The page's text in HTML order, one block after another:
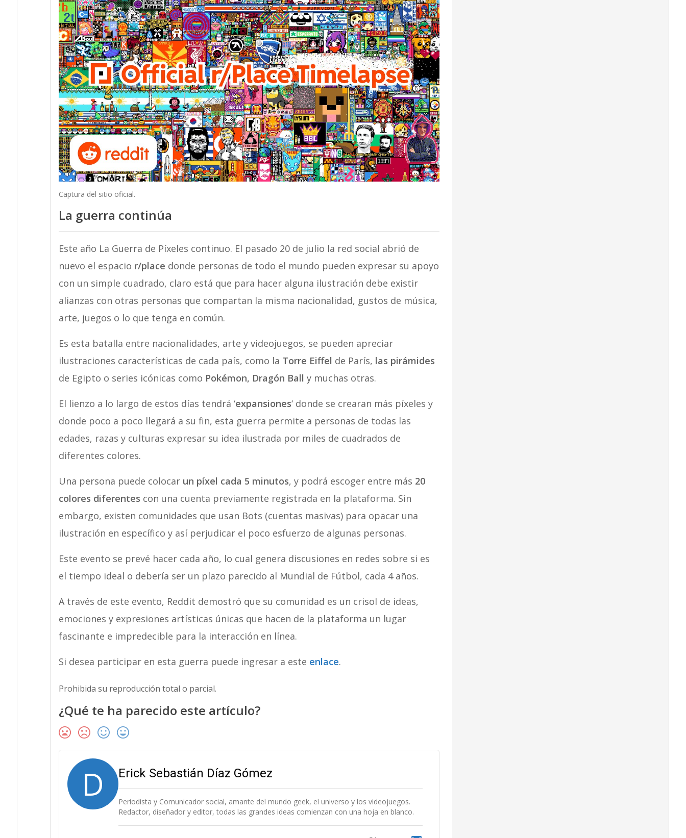
Captura del sitio oficial.
La guerra continúa
Este año La Guerra de Píxeles continuo. El pasado 20 de julio la red social abrió de
nuevo el espacio r/place donde personas de todo el mundo pueden expresar su apoyo
con un simple cuadrado, claro está que para hacer alguna ilustración debe existir
alianzas con otras personas que compartan la misma nacionalidad, gustos de música,
arte, juegos o lo que tenga en común.
Es esta batalla entre nacionalidades, arte y videojuegos, se pueden apreciar
ilustraciones características de cada país, como la Torre Eiffel de París, las pirámides
de Egipto o series icónicas como Pokémon, Dragón Ball y muchas otras.
El lienzo a lo largo de estos días tendrá ‘expansiones‘ donde se crearan más píxeles y
donde poco a poco llegará a su fin, esta guerra permite a personas de todas las
edades, razas y culturas expresar su idea ilustrada por miles de cuadrados de
diferentes colores.
Una persona puede colocar un píxel cada 5 minutos, y podrá escoger entre más 20
colores diferentes con una cuenta previamente registrada en la plataforma. Sin
embargo, existen comunidades que usan Bots (cuentas masivas) para opacar una
ilustración en específico y así perjudicar el poco esfuerzo de algunas personas.
Este evento se prevé hacer cada año, lo cual genera discusiones en redes sobre si es
el tiempo ideal o debería ser un plazo parecido al Mundial de Fútbol, cada 4 años.
A través de este evento, Reddit demostró que su comunidad es un crisol de ideas,
emociones y expresiones artísticas únicas que hacen de la plataforma un lugar
fascinante e impredecible para la interacción en línea.
Si desea participar en esta guerra puede ingresar a este enlace.
Prohibida su reproducción total o parcial.
¿Qué te ha parecido este artículo?
D Erick Sebastián Díaz Gómez
Periodista y Comunicador social, amante del mundo geek, el universo y los videojuegos.
Redactor, diseñador y editor, todas las grandes ideas comienzan con una hoja en blanco.